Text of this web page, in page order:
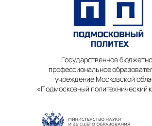
Государственное
профессиональное
учреждение Московской
«Подмосковный политехнический